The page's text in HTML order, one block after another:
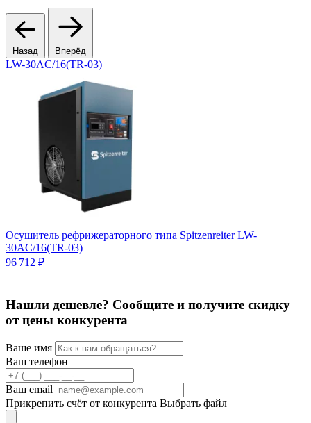
Назад Вперёд
LW-30AC/16(TR-03)
Осушитель рефрижераторного типа Spitzenreiter LW-
30AC/16(TR-03)
96 712 ₽
Нашли дешевле? Сообщите и получите скидку
от цены конкурента
Ваше имя
Ваш телефон
Ваш email
Прикрепить счёт от конкурента Выбрать файл